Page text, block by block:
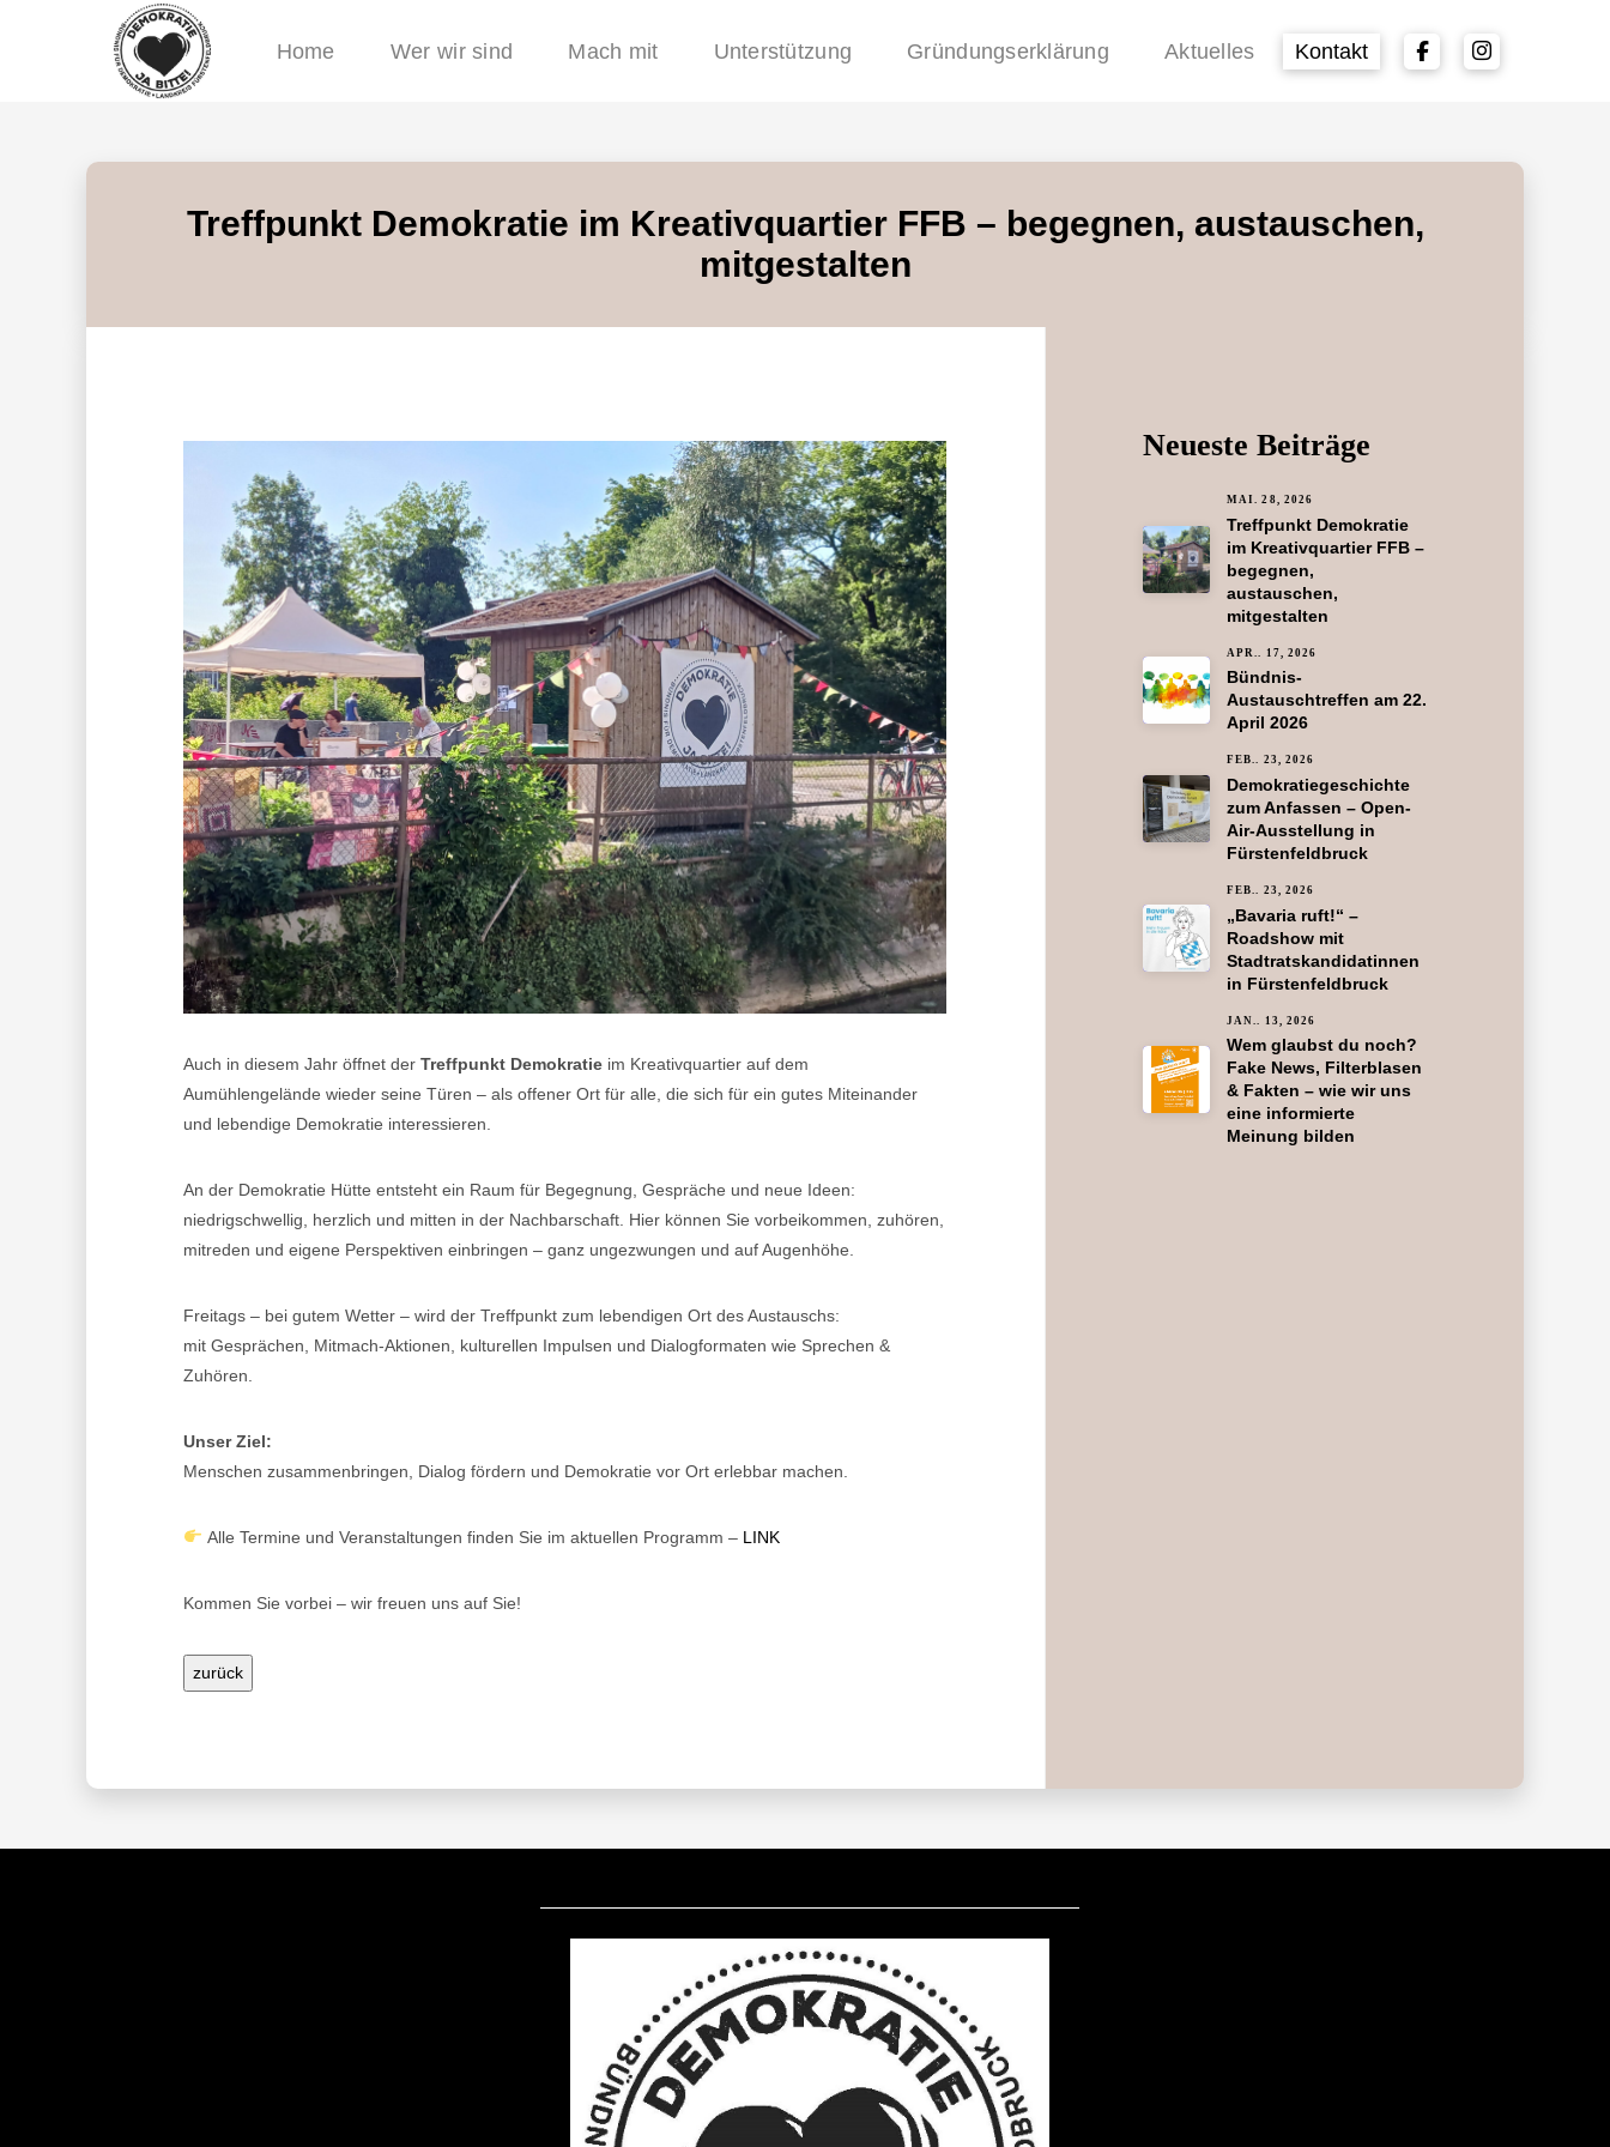
Home Wer wir sind Mach mit Unterstützung Gründungserklärung Aktuelles Kontakt
Treffpunkt Demokratie im Kreativquartier FFB – begegnen, austauschen,
mitgestalten
Auch in diesem Jahr öffnet derTreffpunkt Demokratie im Kreativquartier auf dem
Aumühlengelände wieder seine Türen – als offener Ort für alle, die sich für ein gutes Miteinander
und lebendige Demokratie interessieren.
An der Demokratie Hütte entsteht ein Raum für Begegnung, Gespräche und neue Ideen:
niedrigschwellig, herzlich und mitten in der Nachbarschaft. Hier können Sie vorbeikommen, zuhören,
mitreden und eigene Perspektiven einbringen – ganz ungezwungen und auf Augenhöhe.
Freitags – bei gutem Wetter – wird der Treffpunkt zum lebendigen Ort des Austauschs:
mit Gesprächen, Mitmach-Aktionen, kulturellen Impulsen und Dialogformaten wie Sprechen &
Zuhören.
Unser Ziel:
Menschen zusammenbringen, Dialog fördern und Demokratie vor Ort erlebbar machen.
Alle Termine und Veranstaltungen finden Sie im aktuellen Programm – LINK
Kommen Sie vorbei – wir freuen uns auf Sie!
zurück
Neueste Beiträge
MAI. 28, 2026
Treffpunkt Demokratie
im Kreativquartier FFB –
begegnen,
austauschen,
mitgestalten
APR.. 17, 2026
Bündnis-
Austauschtreffen am 22.
April 2026
FEB.. 23, 2026
Demokratiegeschichte
zum Anfassen – Open-
Air-Ausstellung in
Fürstenfeldbruck
FEB.. 23, 2026
„Bavaria ruft!“ –
Roadshow mit
Stadtratskandidatinnen
in Fürstenfeldbruck
JAN.. 13, 2026
Wem glaubst du noch?
Fake News, Filterblasen
& Fakten – wie wir uns
eine informierte
Meinung bilden